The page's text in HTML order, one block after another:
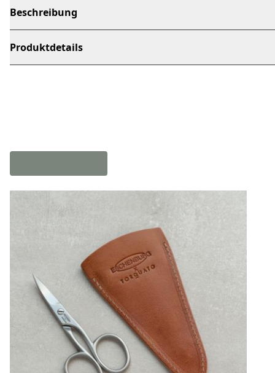
Beschreibung
Produktdetails